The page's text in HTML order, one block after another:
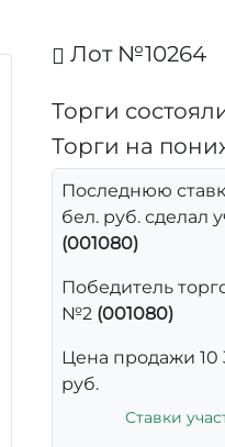
Лот №10264
Торги
Торги на
Последнюю
бел. руб. сделал
(001080)
Победитель
№2 (001080)
Цена продажи 10
руб.
Ставки